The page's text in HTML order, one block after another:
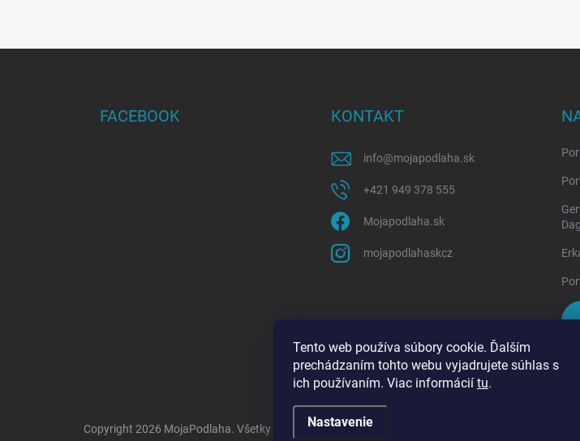
Tento web používa súbory cookie. Ďalším
prechádzaním tohto webu vyjadrujete súhlas s
ich používaním. Viac informácií tu.
Nastavenie
FACEBOOK KONTAKT
info@mojapodlaha.sk
+421 949 378 555
Mojapodlaha.sk
mojapodlahaskcz
IVPA-OKNA - zmluvný
Copyright 2026 MojaPodlaha. Všetky práva vyhradené.